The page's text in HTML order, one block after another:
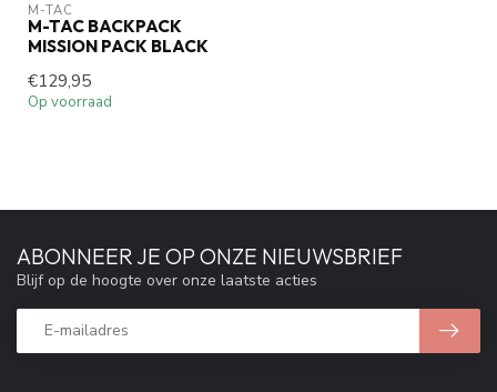
M-TAC
M-TAC BACKPACK
MISSION PACK BLACK
€129,95
Op voorraad
ABONNEER JE OP ONZE NIEUWSBRIEF
Blijf op de hoogte over onze laatste acties